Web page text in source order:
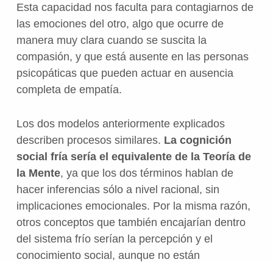
Esta capacidad nos faculta para contagiarnos de
las emociones del otro, algo que ocurre de
manera muy clara cuando se suscita la
compasión, y que está ausente en las personas
psicopáticas que pueden actuar en ausencia
completa de empatía.
Los dos modelos anteriormente explicados
describen procesos similares. La cognición
social fría sería el equivalente de la Teoría de
la Mente, ya que los dos términos hablan de
hacer inferencias sólo a nivel racional, sin
implicaciones emocionales. Por la misma razón,
otros conceptos que también encajarían dentro
del sistema frío serían la percepción y el
conocimiento social, aunque no están